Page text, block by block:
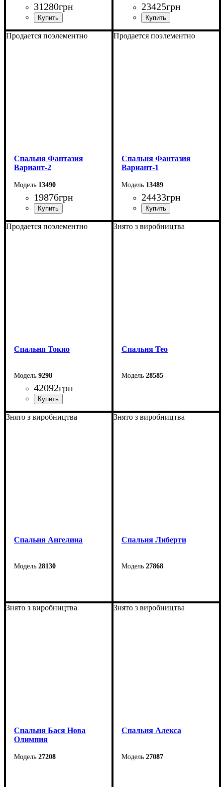
31280грн 23425грн
Продается поэлементно
Спальня Фантазия
Вариант-2
13490
19876грн
Продается поэлементно
Спальня Фантазия
Вариант-1
13489
24433грн
Продается поэлементно
Спальня Токио
9298
42092грн
Знято з виробництва
Спальня Тео
28585
Знято з виробництва
Спальня Ангелина
28130
Знято з виробництва
Спальня Либерти
27868
Знято з виробництва
Спальня Бася Нова
Олимпия
27208
Знято з виробництва
Спальня Алекса
27087